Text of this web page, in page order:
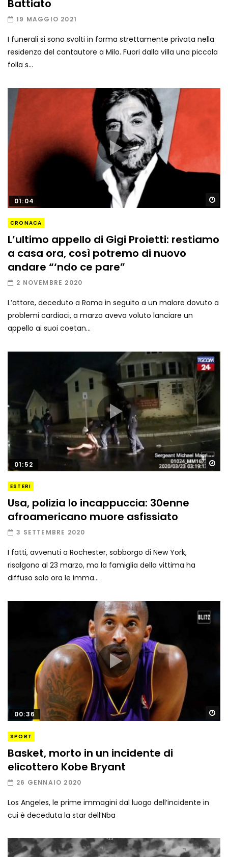
Battiato
19 MAGGIO 2021
I funerali si sono svolti in forma strettamente privata nella
residenza del cantautore a Milo. Fuori dalla villa una piccola
folla s...
01:04
CRONACA
L’ultimo appello di Gigi Proietti: restiamo
a casa ora, così potremo di nuovo
andare “‘ndo ce pare”
2 NOVEMBRE 2020
L’attore, deceduto a Roma in seguito a un malore dovuto a
problemi cardiaci, a marzo aveva voluto lanciare un
appello ai suoi coetan...
01:52
ESTERI
Usa, polizia lo incappuccia: 30enne
afroamericano muore asfissiato
3 SETTEMBRE 2020
I fatti, avvenuti a Rochester, sobborgo di New York,
risalgono al 23 marzo, ma la famiglia della vittima ha
diffuso solo ora le imma...
00:36
SPORT
Basket, morto in un incidente di
elicottero Kobe Bryant
26 GENNAIO 2020
Los Angeles, le prime immagini dal luogo dell’incidente in
cui è deceduta la star dell’Nba